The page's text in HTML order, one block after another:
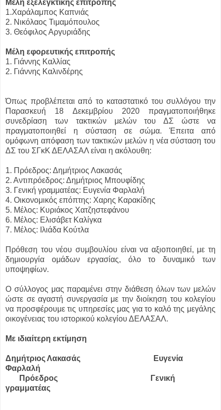
Μέλη εξελεγκτικής επιτροπής
1.Χαράλαμπος Καπνιάς
2. Νικόλαος Τιμαμόπουλος
3. Θεόφιλος Αργυριάδης
Μέλη εφορευτικής επιτροπής
1. Γιάννης Καλλίας
2. Γιάννης Καλινδέρης
Όπως προβλέπεται από το καταστατικό του συλλόγου την
Παρασκευή 18 Δεκεμβρίου 2020 πραγματοποιήθηκε
συνεδρίαση των τακτικών μελών του ΔΣ ώστε να
πραγματοποιηθεί η σύσταση σε σώμα. Έπειτα από
ομόφωνη απόφαση των τακτικών μελών η νέα σύσταση του
ΔΣ του ΣΓκΚ ΔΕΛΑΣΑΛ είναι η ακόλουθη:
1. Πρόεδρος: Δημήτριος Λακασάς
2. Αντιπρόεδρος: Δημήτριος Μπουφίδης
3. Γενική γραμματέας: Ευγενία Φαρλαλή
4. Οικονομικός επόπτης: Χαρης Καρακίδης
5. Μέλος: Κυριάκος Χατζηστεφάνου
6. Μέλος: Ελισάβετ Καλίγκα
7. Μέλος: Ιλιάδα Κούτλα
Πρόθεση του νέου συμβουλίου είναι να αξιοποιηθεί, με τη
δημιουργία ομάδων εργασίας, όλο το δυναμικό των
υποψηφίων.
Ο σύλλογος μας παραμένει στην διάθεση όλων των μελών
ώστε σε αγαστή συνεργασία με την διοίκηση του κολεγίου
να προσφέρουμε τις υπηρεσίες μας για το καλό της μεγάλης
οικογένειας του ιστορικού κολεγίου ΔΕΛΑΣΑΛ.
Με ιδιαίτερη εκτίμηση
Δημήτριος Λακασάς Ευγενία
Φαρλαλή
Πρόεδρος Γενική
γραμματέας